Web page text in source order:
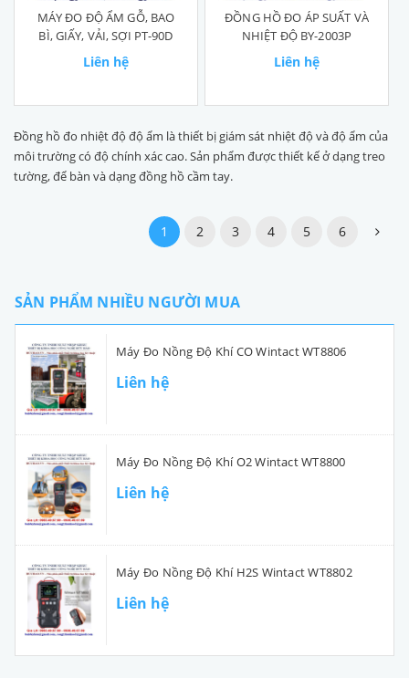
MÁY ĐO ĐỘ ẨM GỖ, BAO
BÌ, GIẤY, VẢI, SỢI PT-90D
Liên hệ
ĐỒNG HỒ ĐO ÁP SUẤT VÀ
NHIỆT ĐỘ BY-2003P
Liên hệ
Đồng hồ đo nhiệt độ độ ẩm là thiết bị giám sát nhiệt độ và độ ẩm của
môi trường có độ chính xác cao. Sản phẩm được thiết kế ở dạng treo
tường, để bàn và dạng đồng hồ cầm tay.
1 2 3 4 5 6
SẢN PHẨM NHIỀU NGƯỜI MUA
Máy Đo Nồng Độ Khí CO Wintact WT8806
Liên hệ
Máy Đo Nồng Độ Khí O2 Wintact WT8800
Liên hệ
Máy Đo Nồng Độ Khí H2S Wintact WT8802
Liên hệ